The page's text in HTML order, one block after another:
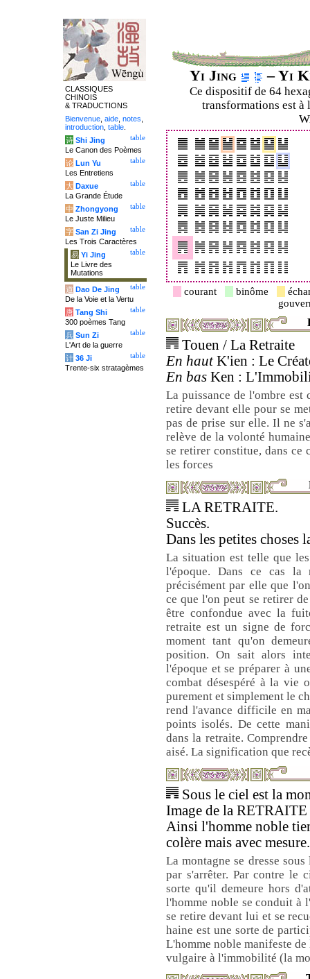
Yi Jing – Yi
Ce dispositif de 64
transformations est à
courant binôme
Touen / La Retraite
En hautK'ien : Le
En bas Ken :
La puissance de l'ombre est
retire devant elle pour se
pas de prise sur elle. Il ne
relève de la volonté
se retirer constitue, dans ce
les forces
LA RETRAITE.
Succès.
Dans les petites choses
La situation est telle que
l'époque. Dans ce cas la
précisément par elle que
ce que l'on peut se retirer
être confondue avec la
retraite est un signe de
moment tant qu'on
position. On sait alors
l'époque et se préparer à
combat désespéré à la vie
purement et simplement le
rend l'avance difficile en
points isolés. De cette
dans la retraite.
aisé. La signification que
Sous le ciel est la
Image de la RETRAITE
Ainsi l'homme noble
colère mais avec mesure.
La montagne se dresse
par s'arrêter. Par contre le
sorte qu'il demeure hors
l'homme noble se conduit à
se retire devant lui et se
haine est une sorte de
L'homme noble manifeste
vulgaire à l'immobilité (la
CLASSIQUES
CHINOIS
& TRADUCTIONS
Bienvenue aide notes
introduction table
table
诗 Shi Jing
Le Canon des Poèmes
table
论 Lun Yu
Les Entretiens
table
大 Daxue
La Grande Étude
table
中 Zhongyong
Le Juste Milieu
table
字 San Zi Jing
Les Trois Caractères
table
易 Yi Jing
Le Livre des
Mutations
table
道 Dao De Jing
De la Voie et la Vertu
table
唐 Tang Shi
300 poèmes Tang
table
兵 Sun Zi
L'Art de la guerre
table
计 36 Ji
Trente-six stratagèmes